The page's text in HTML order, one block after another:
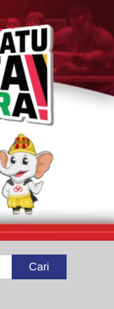
Cari
untuk: